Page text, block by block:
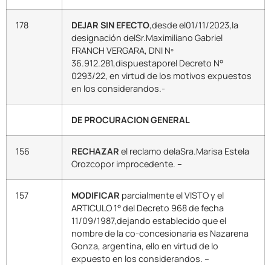
178 DEJAR SIN EFECTO,desde el01/11/2023,la
designación delSr.Maximiliano Gabriel
FRANCH VERGARA, DNI Nº
36.912.281,dispuestaporel Decreto N°
0293/22, en virtud de los motivos expuestos
en los considerandos.-
DE PROCURACION GENERAL
156 RECHAZAR el reclamo delaSra.Marisa Estela
Orozcopor improcedente. –
157 MODIFICAR parcialmente el VISTO y el
ARTICULO 1° del Decreto 968 de fecha
11/09/1987,dejando establecido que el
nombre de la co-concesionaria es Nazarena
Gonza, argentina, ello en virtud de lo
expuesto en los considerandos. –